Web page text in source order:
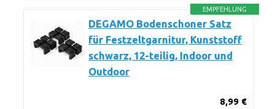
EMPFEHLUNG
DEGAMO Bodenschoner Satz
für Festzeltgarnitur, Kunststoff
schwarz, 12-teilig, Indoor und
Outdoor
8,99 €